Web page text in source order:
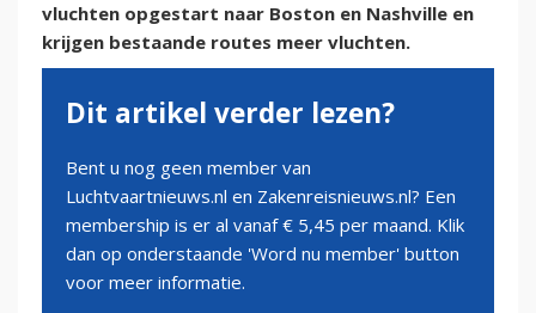
vluchten opgestart naar Boston en Nashville en
krijgen bestaande routes meer vluchten.
Dit artikel verder lezen?
Bent u nog geen member van
Luchtvaartnieuws.nl en Zakenreisnieuws.nl? Een
membership is er al vanaf € 5,45 per maand. Klik
dan op onderstaande 'Word nu member' button
voor meer informatie.